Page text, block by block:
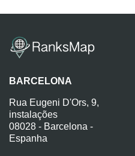
BARCELONA
Rua Eugeni D'Ors, 9,
instalações
08028 - Barcelona -
Espanha